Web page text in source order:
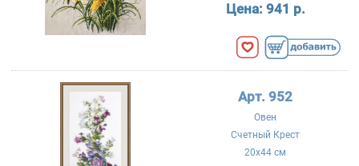
Цена: 941 р.
Арт. 952
Овен
Счетный Крест
20x44 см